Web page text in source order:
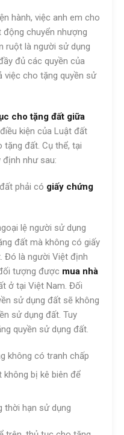
hành, việc anh em cho
chuyển nhượng
ruột là người sử dụng
đủ các quyền của
việc cho tặng quyền sử
cho tặng đất giữa
kiện của Luật đất
tặng đất. Cụ thể, tại
định như sau:
phải có giấy chứng
lệ người sử dụng
đất mà không có giấy
Đó là người Việt định
tượng được mua nhà
ở tại Việt Nam. Đối
sử dụng đất sẽ không
sử dụng đất. Tuy
quyền sử dụng đất.
không có tranh chấp
không bị kê biên để
thời hạn sử dụng